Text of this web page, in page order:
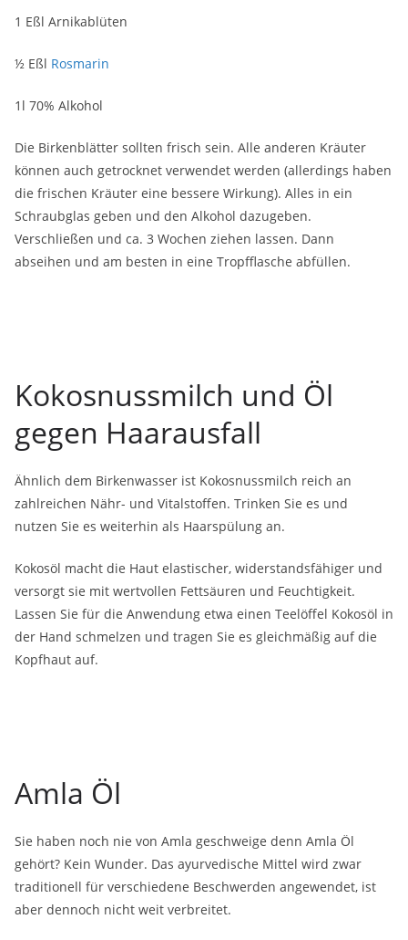
1 Eßl Arnikablüten
½ Eßl Rosmarin
1l 70% Alkohol
Die Birkenblätter sollten frisch sein. Alle anderen Kräuter
können auch getrocknet verwendet werden (allerdings haben
die frischen Kräuter eine bessere Wirkung). Alles in ein
Schraubglas geben und den Alkohol dazugeben.
Verschließen und ca. 3 Wochen ziehen lassen. Dann
abseihen und am besten in eine Tropfflasche abfüllen.
Kokosnussmilch und Öl
gegen Haarausfall
Ähnlich dem Birkenwasser ist Kokosnussmilch reich an
zahlreichen Nähr- und Vitalstoffen. Trinken Sie es und
nutzen Sie es weiterhin als Haarspülung an.
Kokosöl macht die Haut elastischer, widerstandsfähiger und
versorgt sie mit wertvollen Fettsäuren und Feuchtigkeit.
Lassen Sie für die Anwendung etwa einen Teelöffel Kokosöl in
der Hand schmelzen und tragen Sie es gleichmäßig auf die
Kopfhaut auf.
Amla Öl
Sie haben noch nie von Amla geschweige denn Amla Öl
gehört? Kein Wunder. Das ayurvedische Mittel wird zwar
traditionell für verschiedene Beschwerden angewendet, ist
aber dennoch nicht weit verbreitet.